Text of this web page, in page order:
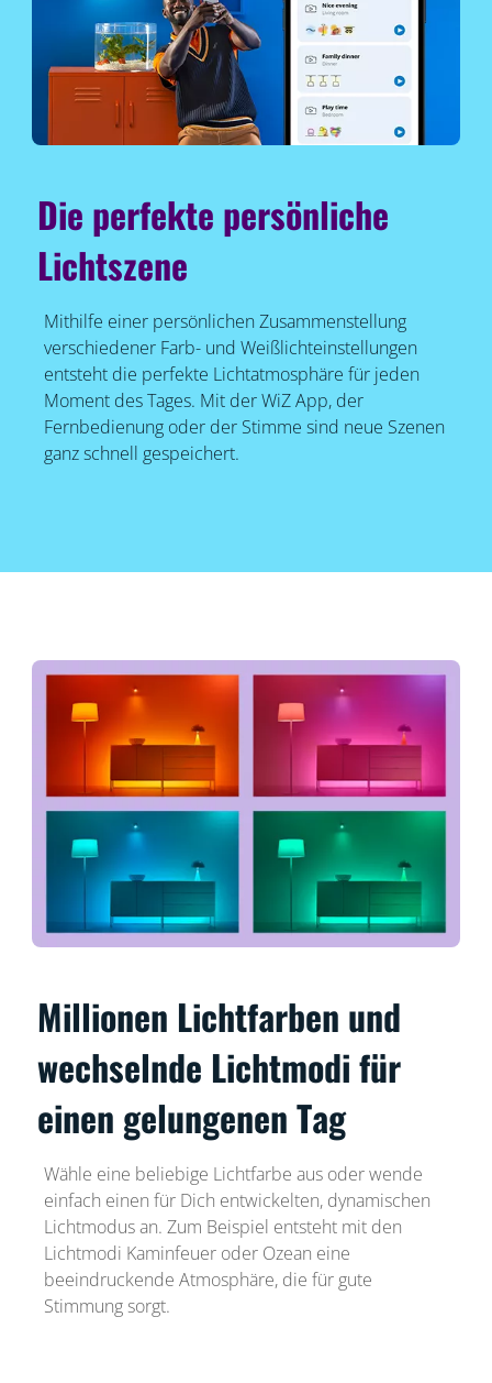
Die perfekte persönliche
Lichtszene
Mithilfe einer persönlichen Zusammenstellung
verschiedener Farb- und Weißlichteinstellungen
entsteht die perfekte Lichtatmosphäre für jeden
Moment des Tages. Mit der WiZ App, der
Fernbedienung oder der Stimme sind neue Szenen
ganz schnell gespeichert.
Millionen Lichtfarben und
wechselnde Lichtmodi für
einen gelungenen Tag
Wähle eine beliebige Lichtfarbe aus oder wende
einfach einen für Dich entwickelten, dynamischen
Lichtmodus an. Zum Beispiel entsteht mit den
Lichtmodi Kaminfeuer oder Ozean eine
beeindruckende Atmosphäre, die für gute
Stimmung sorgt.